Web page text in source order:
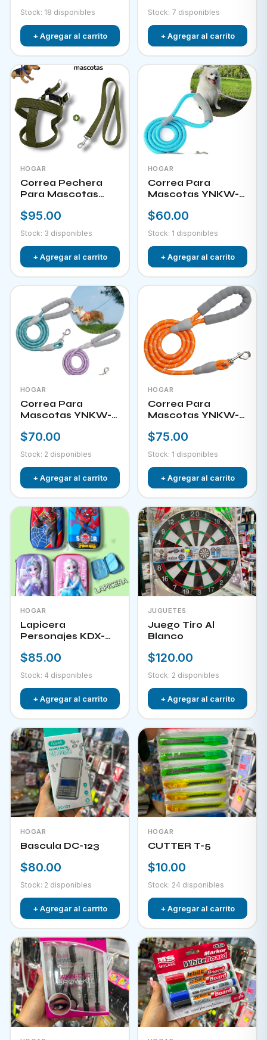
Stock: 18 disponibles
+ Agregar al carrito
Stock: 7 disponibles
+ Agregar al carrito
HOGAR
Correa Pechera
Para Mascotas
$95.00
Stock: 3 disponibles
+ Agregar al carrito
HOGAR
Correa Para
Mascotas YNKW-
$60.00
Stock: 1 disponibles
+ Agregar al carrito
HOGAR
Correa Para
Mascotas YNKW-
$70.00
Stock: 2 disponibles
+ Agregar al carrito
HOGAR
Correa Para
Mascotas YNKW-
$75.00
Stock: 1 disponibles
+ Agregar al carrito
HOGAR
Lapicera
Personajes KDX-
$85.00
Stock: 4 disponibles
+ Agregar al carrito
JUGUETES
Juego Tiro Al
Blanco
$120.00
Stock: 2 disponibles
+ Agregar al carrito
HOGAR
Bascula DC-123
$80.00
Stock: 2 disponibles
+ Agregar al carrito
HOGAR
CUTTER T-5
$10.00
Stock: 24 disponibles
+ Agregar al carrito